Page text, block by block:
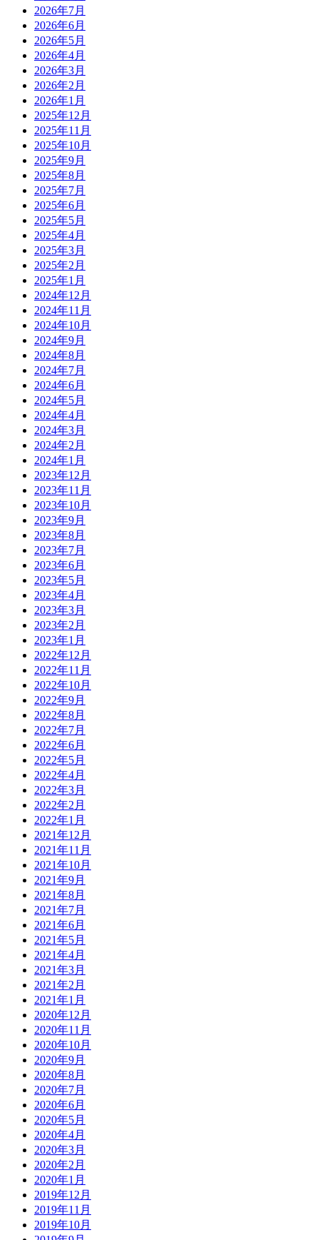
2026年7月
2026年6月
2026年5月
2026年4月
2026年3月
2026年2月
2026年1月
2025年12月
2025年11月
2025年10月
2025年9月
2025年8月
2025年7月
2025年6月
2025年5月
2025年4月
2025年3月
2025年2月
2025年1月
2024年12月
2024年11月
2024年10月
2024年9月
2024年8月
2024年7月
2024年6月
2024年5月
2024年4月
2024年3月
2024年2月
2024年1月
2023年12月
2023年11月
2023年10月
2023年9月
2023年8月
2023年7月
2023年6月
2023年5月
2023年4月
2023年3月
2023年2月
2023年1月
2022年12月
2022年11月
2022年10月
2022年9月
2022年8月
2022年7月
2022年6月
2022年5月
2022年4月
2022年3月
2022年2月
2022年1月
2021年12月
2021年11月
2021年10月
2021年9月
2021年8月
2021年7月
2021年6月
2021年5月
2021年4月
2021年3月
2021年2月
2021年1月
2020年12月
2020年11月
2020年10月
2020年9月
2020年8月
2020年7月
2020年6月
2020年5月
2020年4月
2020年3月
2020年2月
2020年1月
2019年12月
2019年11月
2019年10月